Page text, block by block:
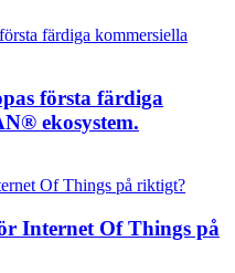
första färdiga
ekosystem.
Internet Of Things på